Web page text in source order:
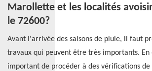
Marollette et les localités
le 72600?
Avant l'arrivée des saisons de pluie, il faut
travaux qui peuvent être très importants.
important de procéder à des vérifications